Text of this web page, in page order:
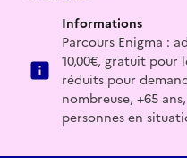
Lien d'accès pour
https://labyrinthe-de-
de-merville?lang=fr
Informations
Parcours Enigma :
10,00€, gratuit pour
réduits pour
nombreuse, +65
personnes en